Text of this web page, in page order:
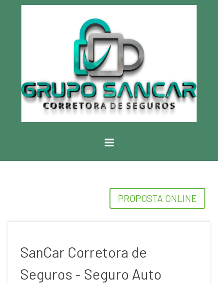
PROPOSTA ONLINE
SanCar Corretora de
Seguros - Seguro Auto